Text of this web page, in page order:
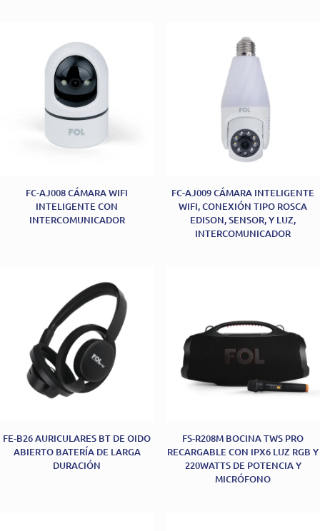
FC-AJ008 CÁMARA WIFI
INTELIGENTE CON
INTERCOMUNICADOR
FC-AJ009 CÁMARA INTELIGENTE
WIFI, CONEXIÓN TIPO ROSCA
EDISON, SENSOR, Y LUZ,
INTERCOMUNICADOR
FE-B26 AURICULARES BT DE OIDO
ABIERTO BATERÍA DE LARGA
DURACIÓN
FS-R208M BOCINA TWS PRO
RECARGABLE CON IPX6 LUZ RGB Y
220WATTS DE POTENCIA Y
MICRÓFONO